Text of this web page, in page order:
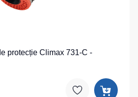
protecție Climax 731-C -